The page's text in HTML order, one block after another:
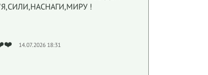
!
14.07.2026 18:31